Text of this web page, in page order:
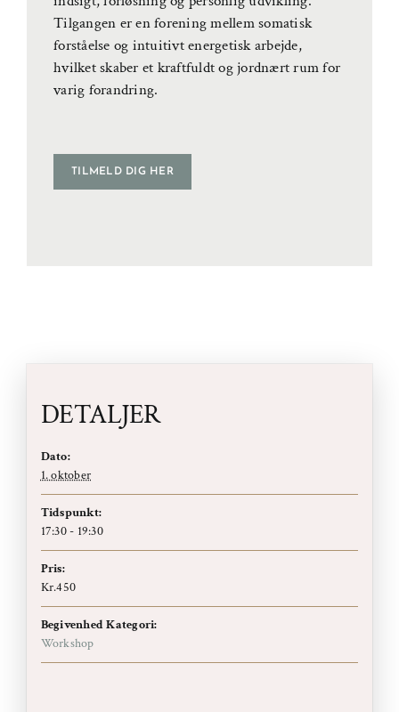
Tilgangen er en forening mellem somatisk
forståelse og intuitivt energetisk arbejde,
hvilket skaber et kraftfuldt og jordnært rum for
varig forandring.
TILMELD DIG HER
DETALJER
Dato:
1. oktober
Tidspunkt:
17:30 - 19:30
Pris:
Kr.450
Begivenhed Kategori:
Workshop